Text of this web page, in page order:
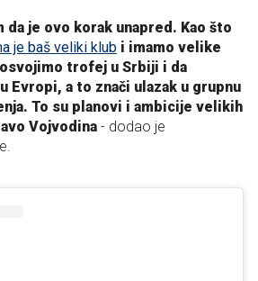
da je ovo korak unapred. Kao što
je baš veliki klub i imamo velike
trofej u Srbiji i da
Evropi, a to znači ulazak u grupnu
To su planovi i ambicije velikih
Vojvodina - dodao je